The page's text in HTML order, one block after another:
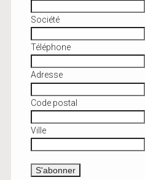
Société
Téléphone
Adresse
Code postal
Ville